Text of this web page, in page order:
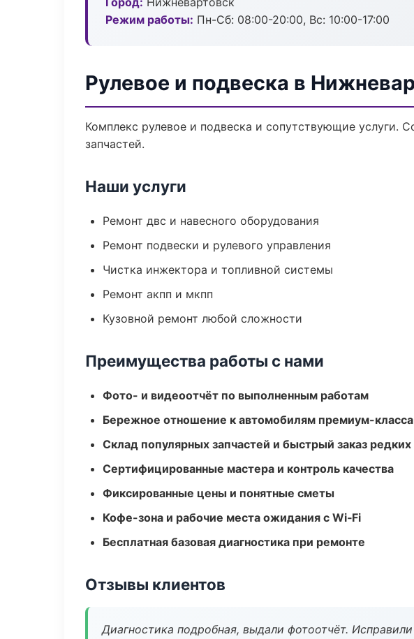
Режим работы: Пн-Сб: 08:00-20:00, Вс: 10:00-17:00
Рулевое и подвеска в
Комплекс рулевое и подвеска и сопутствующие услуги.
запчастей.
Наши услуги
Ремонт двс и навесного оборудования
Ремонт подвески и рулевого управления
Чистка инжектора и топливной системы
Ремонт акпп и мкпп
Кузовной ремонт любой сложности
Преимущества работы с нами
Фото- и видеоотчёт по выполненным работам
Бережное отношение к автомобилям премиум-класса
Склад популярных запчастей и быстрый заказ редких
Сертифицированные мастера и контроль качества
Фиксированные цены и понятные сметы
Кофе-зона и рабочие места ожидания с Wi‑Fi
Бесплатная базовая диагностика при ремонте
Отзывы клиентов
Диагностика подробная, выдали фотоотчёт.